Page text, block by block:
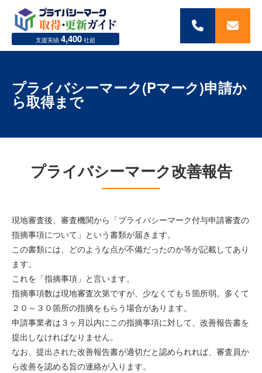
支援実績 4,400 社超
050-
5369-
0854
メ
ー
ル
ち
ら
プライバシーマーク(Pマーク)申請か
ら取得まで
プライバシーマーク改善報告
現地審査後、審査機関から「プライバシーマーク付与申請審査の
指摘事項について」という書類が届きます。
この書類には、どのような点が不備だったのか等が記載してあり
ます。
これを「指摘事項」と言います。
指摘事項数は現地審査次第ですが、少なくても５箇所弱。多くて
２０～３０箇所の指摘をもらう場合があります。
申請事業者は３ヶ月以内にこの指摘事項に対して、改善報告書を
提出しなければなりません。
なお、提出された改善報告書が適切だと認められれば、審査員か
ら改善を認める旨の連絡が入ります。